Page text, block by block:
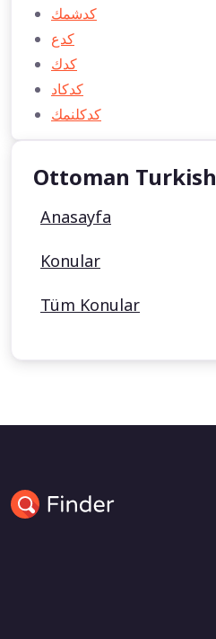
كدشمك
كدع
كدك
كدكاد
كدكلنمك
Ottoman Turkish
Anasayfa
Konular
Tüm Konular